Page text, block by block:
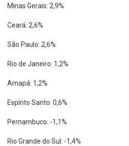
Minas Gerais: 2,9%
Ceará: 2,6%
São Paulo: 2,6%
Rio de Janeiro: 1,2%
Amapá: 1,2%
Espírito Santo: 0,6%
Pernambuco: -1,1%
Rio Grande do Sul: -1,4%